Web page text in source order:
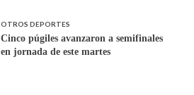
OTROS DEPORTES
Cinco púgiles avanzaron a semifinales
en jornada de este martes